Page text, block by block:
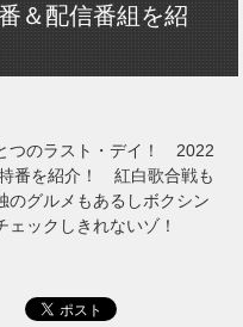
＆配信番組を紹
つのラスト・デイ！ 2022
番を紹介！ 紅白歌合戦も
のグルメもあるしボクシン
ックしきれないゾ！